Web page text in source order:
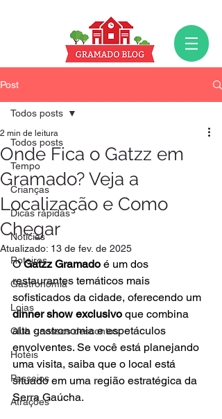
Post
Todos posts
Tempo
Crianças
Dicas rápidas
Notícias
Roteiros
Gastronomia
Lojas
Club - nossos descontos
Hotéis
Passeios
Atrações
Todos posts
Onde Fica o Gatzz em
Gramado? Veja a
Localização e Como
Chegar
2 min de leitura
Atualizado: 13 de fev. de 2025
O Gatzz Gramado é um dos
restaurantes temáticos mais
sofisticados da cidade, oferecendo um
dinner show exclusivo que combina
alta gastronomia e espetáculos
envolventes. Se você está planejando
uma visita, saiba que o local está
situado em uma região estratégica da
Serra Gaúcha.